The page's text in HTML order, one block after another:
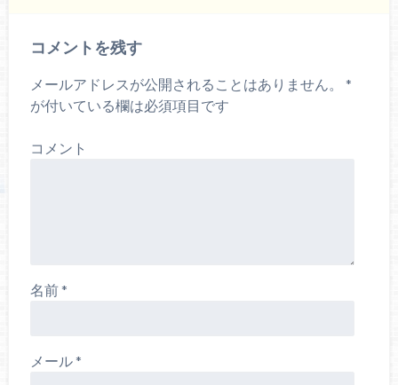
ウ
で
ま
す
)
コメントを残す
メールアドレスが公開されることはありません。
*
が付いている欄は必須項目です
コメント
名前*
メール*